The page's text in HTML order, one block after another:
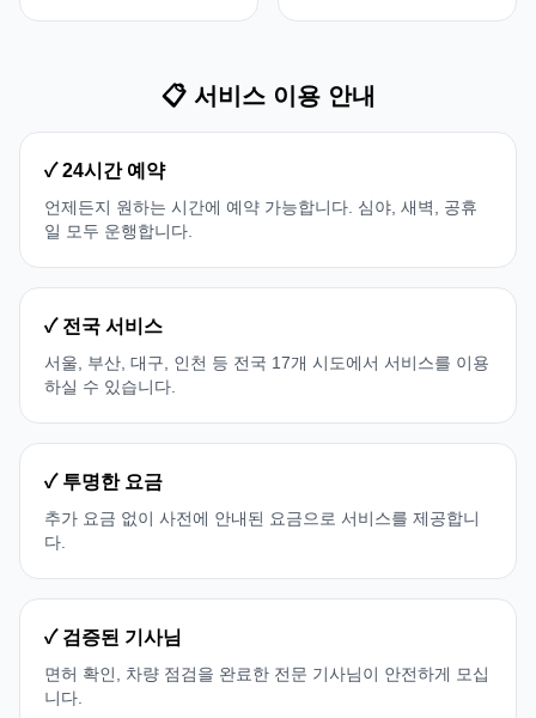
📋 서비스 이용 안내
✓ 24시간 예약
언제든지 원하는 시간에 예약 가능합니다. 심야, 새벽, 공휴
일 모두 운행합니다.
✓ 전국 서비스
서울, 부산, 대구, 인천 등 전국 17개 시도에서 서비스를 이용
하실 수 있습니다.
✓ 투명한 요금
추가 요금 없이 사전에 안내된 요금으로 서비스를 제공합니
다.
✓ 검증된 기사님
면허 확인, 차량 점검을 완료한 전문 기사님이 안전하게 모십
니다.